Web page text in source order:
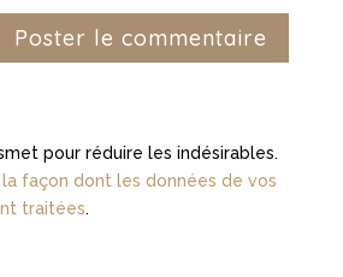
pour réduire les indésirables.
la façon dont les données de vos
traitées.